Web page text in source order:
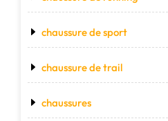
chaussure de sport
chaussure de trail
chaussures